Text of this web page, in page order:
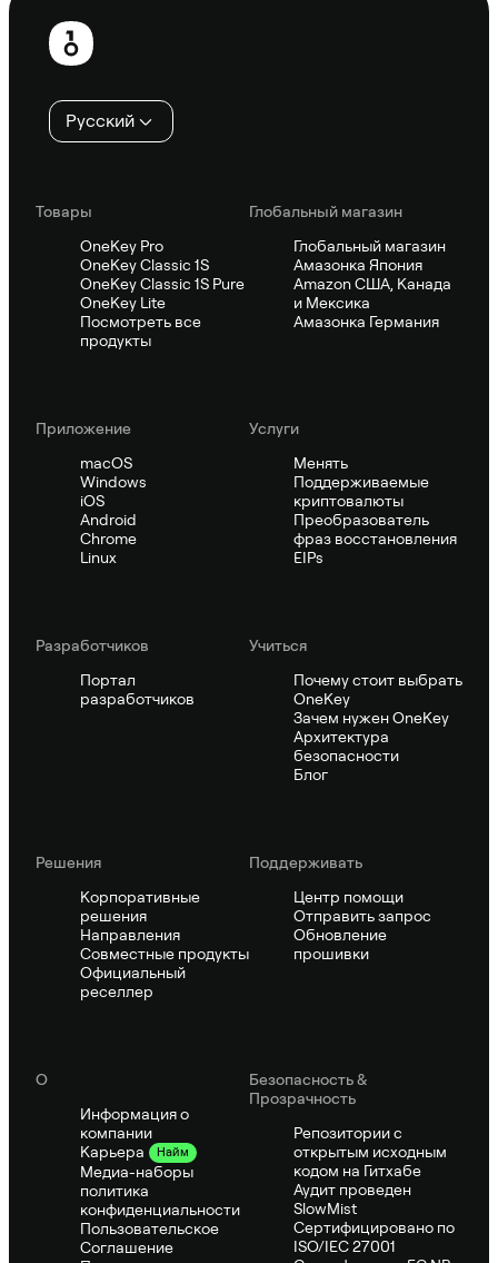
Нижний
колонтитул
Русский
Товары
OneKey Pro
OneKey Classic 1S
OneKey Classic 1S Pure
OneKey Lite
Посмотреть все
продукты
Глобальный магазин
Глобальный магазин
Амазонка Япония
Amazon США, Канада
и Мексика
Амазонка Германия
Приложение
macOS
Windows
iOS
Android
Chrome
Linux
Услуги
Менять
Поддерживаемые
криптовалюты
Преобразователь
фраз восстановления
EIPs
Pазработчиков
Портал
разработчиков
Учиться
Почему стоит выбрать
OneKey
Зачем нужен OneKey
Архитектура
безопасности
Блог
Решения
Корпоративные
решения
Направления
Совместные продукты
Официальный
реселлер
Поддерживать
Центр помощи
Отправить запрос
Обновление
прошивки
О
Информация о
компании
Карьера
Найм
Медиа-наборы
политика
конфиденциальности
Пользовательское
Соглашение
Безопасность &
Прозрачность
Репозитории с
открытым исходным
кодом на Гитхабе
Аудит проведен
SlowMist
Сертифицировано по
ISO/IEC 27001